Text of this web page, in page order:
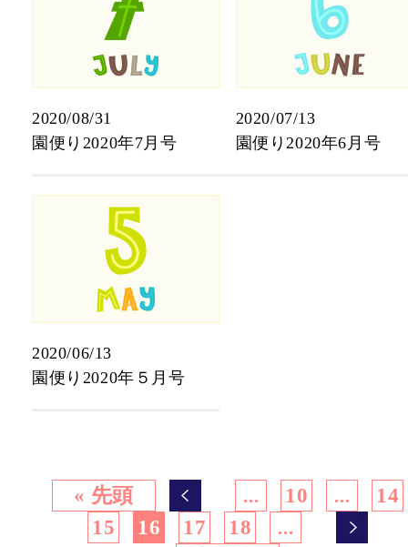
2020/08/31
園便り2020年7月号
2020/07/13
園便り2020年6月号
2020/06/13
園便り2020年５月号
« 先頭 ... 10 ...
14
15
16 17 18 ...